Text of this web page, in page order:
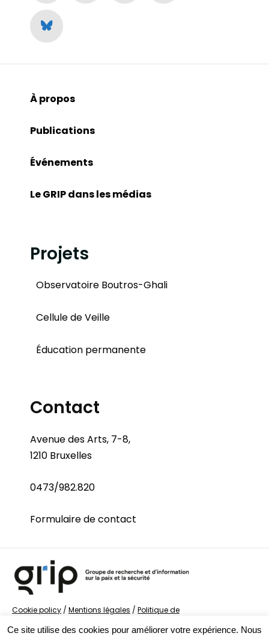
À propos
Publications
Événements
Le GRIP dans les médias
Projets
Observatoire Boutros-Ghali
Cellule de Veille
Éducation permanente
Contact
Avenue des Arts, 7-8,
1210 Bruxelles
0473/982.820
Formulaire de contact
Cookie policy / Mentions légales / Politique de
la Sécurité
Ce site utilise des cookies pour améliorer votre expérience. Nous